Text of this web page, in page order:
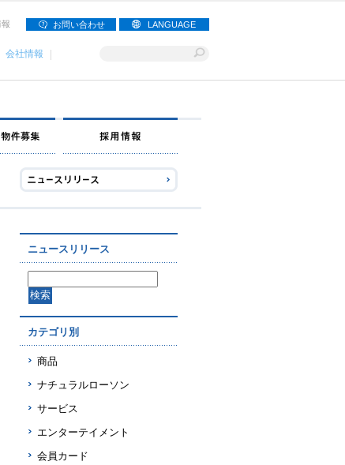
お問い合わせ LANGUAGE
会社情報
ニュースリリース
カテゴリ別
商品
ナチュラルローソン
サービス
エンターテイメント
会員カード